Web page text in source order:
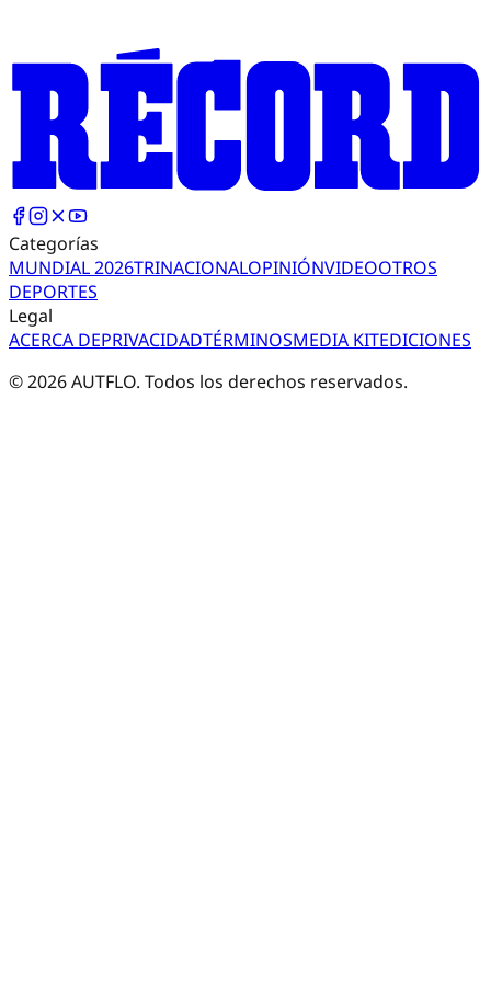
Categorías
MUNDIAL 2026TRINACIONALOPINIÓNVIDEOOTROS
DEPORTES
Legal
ACERCA DEPRIVACIDADTÉRMINOSMEDIA KITEDICIONES
©2026AUTFLO. Todos los derechos reservados.